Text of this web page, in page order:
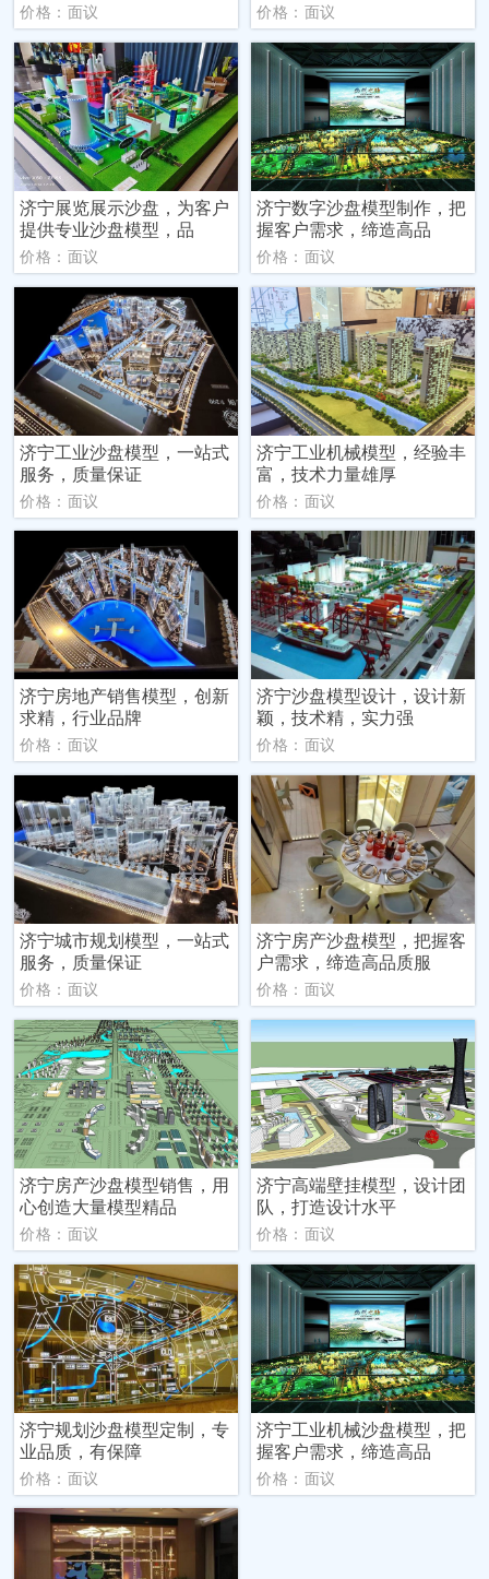
价格：面议 价格：面议
济宁展览展示沙盘，为客户
提供专业沙盘模型，品
价格：面议
济宁数字沙盘模型制作，把
握客户需求，缔造高品
价格：面议
济宁工业沙盘模型，一站式
服务，质量保证
价格：面议
济宁工业机械模型，经验丰
富，技术力量雄厚
价格：面议
济宁房地产销售模型，创新
求精，行业品牌
价格：面议
济宁沙盘模型设计，设计新
颖，技术精，实力强
价格：面议
济宁城市规划模型，一站式
服务，质量保证
价格：面议
济宁房产沙盘模型，把握客
户需求，缔造高品质服
价格：面议
济宁房产沙盘模型销售，用
心创造大量模型精品
价格：面议
济宁高端壁挂模型，设计团
队，打造设计水平
价格：面议
济宁规划沙盘模型定制，专
业品质，有保障
价格：面议
济宁工业机械沙盘模型，把
握客户需求，缔造高品
价格：面议